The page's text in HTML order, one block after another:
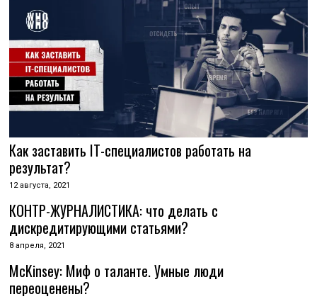
Как заставить IT-специалистов работать на
результат?
12 августа, 2021
КОНТР-ЖУРНАЛИСТИКА: что делать с
дискредитирующими статьями?
8 апреля, 2021
McKinsey: Миф о таланте. Умные люди
переоценены?